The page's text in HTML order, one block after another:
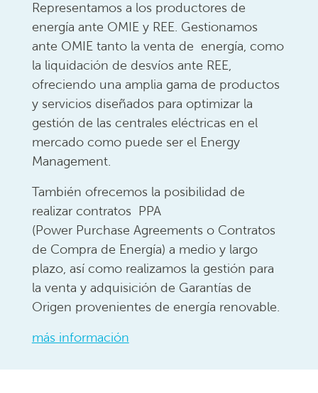
Representamos a los productores de
energía ante OMIE y REE. Gestionamos
ante OMIE tanto la venta de energía, como
la liquidación de desvíos ante REE,
ofreciendo una amplia gama de productos
y servicios diseñados para optimizar la
gestión de las centrales eléctricas en el
mercado como puede ser el Energy
Management.
También ofrecemos la posibilidad de
realizar contratos PPA
(Power Purchase Agreements o Contratos
de Compra de Energía) a medio y largo
plazo, así como realizamos la gestión para
la venta y adquisición de Garantías de
Origen provenientes de energía renovable.
más información